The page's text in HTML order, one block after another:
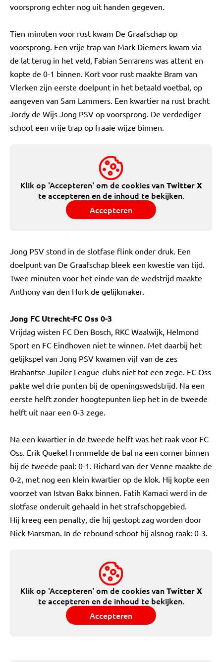
voorsprong echter nog uit handen gegeven.
Tien minuten voor rust kwam De Graafschap op
voorsprong. Een vrije trap van Mark Diemers kwam via
de lat terug in het veld, Fabian Serrarens was attent en
kopte de 0-1 binnen. Kort voor rust maakte Bram van
Vlerken zijn eerste doelpunt in het betaald voetbal, op
aangeven van Sam Lammers. Een kwartier na rust bracht
Jordy de Wijs Jong PSV op voorsprong. De verdediger
schoot een vrije trap op fraaie wijze binnen.
Klik op 'Accepteren' om de cookies vanTwitter X
te accepteren en de inhoud te bekijken.
Accepteren
Jong PSV stond in de slotfase flink onder druk. Een
doelpunt van De Graafschap bleek een kwestie van tijd.
Twee minuten voor het einde van de wedstrijd maakte
Anthony van den Hurk de gelijkmaker.
Jong FC Utrecht-FC Oss 0-3
Vrijdag wisten FC Den Bosch, RKC Waalwijk, Helmond
Sport en FC Eindhoven niet te winnen. Met daarbij het
gelijkspel van Jong PSV kwamen vijf van de zes
Brabantse Jupiler League-clubs niet tot een zege. FC Oss
pakte wel drie punten bij de openingswedstrijd. Na een
eerste helft zonder hoogtepunten liep het in de tweede
helft uit naar een 0-3 zege.
Na een kwartier in de tweede helft was het raak voor FC
Oss. Erik Quekel frommelde de bal na een corner binnen
bij de tweede paal: 0-1. Richard van der Venne maakte de
0-2, met nog een klein kwartier op de klok. Hij kopte een
voorzet van Istvan Bakx binnen. Fatih Kamaci werd in de
slotfase onderuit gehaald in het strafschopgebied.
Hij kreeg een penalty, die hij gestopt zag worden door
Nick Marsman. In de rebound schoot hij alsnog raak: 0-3.
Klik op 'Accepteren' om de cookies vanTwitter X
te accepteren en de inhoud te bekijken.
Accepteren